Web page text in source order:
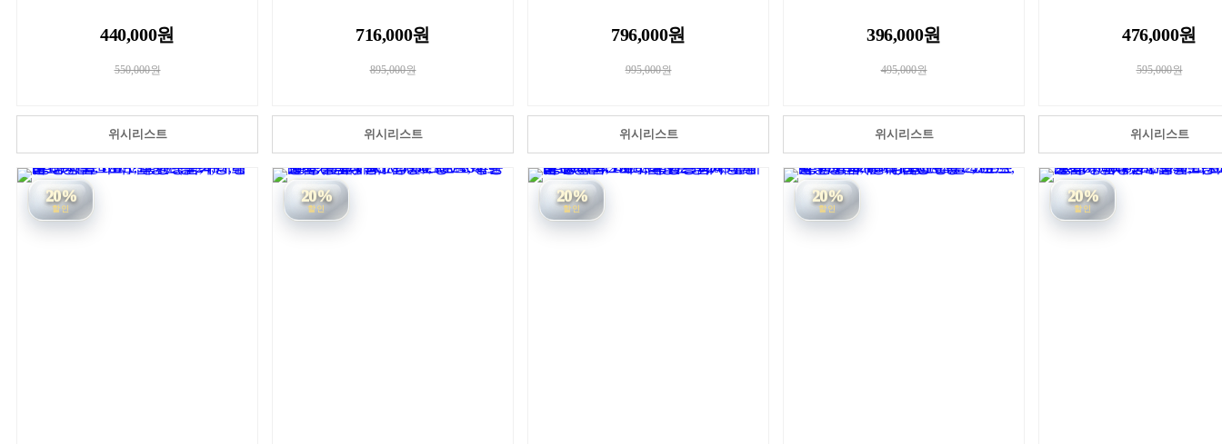
440,000원
550,000원
위시리스트
716,000원
895,000원
위시리스트
796,000원
995,000원
위시리스트
396,000원
495,000원
위시리스트
476,000원
595,000원
위시리스트
20%
할인
20%
할인
20%
할인
20%
할인
20%
할인